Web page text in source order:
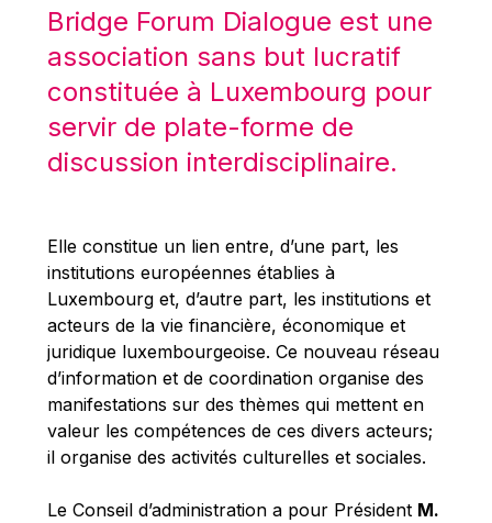
Mario Centeno
Mario Monti
Maroš ŠEFČOVIČ
Martin Bailey
Martine Reicherts
Michael Sohlman
Michel Goedert
Mireille Delmas-Marty
Nobuo Tanaka
Otmar Issing
Paolo Mengozzi
Paschal Donohoe
Pat Cox
Bridge Forum Dialogue est une
association sans but lucratif
constituée à Luxembourg pour
servir de plate-forme de
discussion interdisciplinaire.
Elle constitue un lien entre, d’une part, les
institutions européennes établies à
Luxembourg et, d’autre part, les institutions et
acteurs de la vie financière, économique et
juridique luxembourgeoise. Ce nouveau réseau
d’information et de coordination organise des
manifestations sur des thèmes qui mettent en
valeur les compétences de ces divers acteurs;
il organise des activités culturelles et sociales.
Le Conseil d’administration a pour Président M.